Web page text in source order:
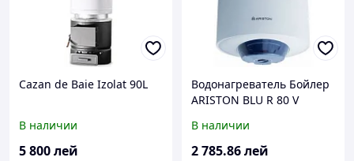
Cazan de Baie Izolat 90L
В наличии
5 800лей
Водонагреватель Бойлер
ARISTON BLU R 80 V
В наличии
2 785.86лей